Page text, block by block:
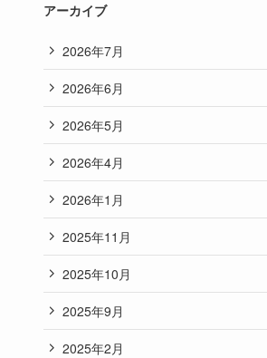
アーカイブ
2026年7月
2026年6月
2026年5月
2026年4月
2026年1月
2025年11月
2025年10月
2025年9月
2025年2月